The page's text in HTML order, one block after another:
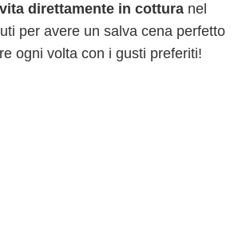
direttamente in cottura nel
per avere un salva cena perfetto
ogni volta con i gusti preferiti!